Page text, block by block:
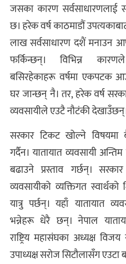
जसका कारण सर्वसाधारणलाई
छ। हरेक वर्ष काठमाडौं
लाख सर्वसाधारण दशैं मनाउन
फर्किन्छन्। विभिन्न
बसिरहेकाहरू वर्षमा एकपटक
घर जान्छन् नै। तर, हरेक वर्ष
व्यवसायीले एउटै नौटंकी
सरकार टिकट खोल्ने विषयमा
गर्दैन। यातायात व्यवसायी
बढाउने प्रस्ताव गर्छन्।
व्यवसायीको व्यक्तिगत
यात्रु पर्छन्। यहाँ यातायात
भन्नेहरू धेरै छन्। नेपाल
राष्ट्रिय महासंघका अध्यक्ष विजय
उपाध्यक्ष सरोज सिटौलासँग